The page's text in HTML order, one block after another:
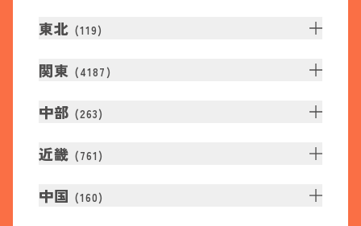
東北 (119)
関東 (4187 )
中部 (263)
近畿 (761 )
中国 (160)